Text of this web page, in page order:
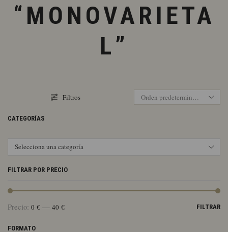
“MONOVARIETA
L”
Filtros
CATEGORÍAS
Selecciona una categoría
FILTRAR POR PRECIO
FILTRAR
Precio: 0 € — 40 €
FORMATO